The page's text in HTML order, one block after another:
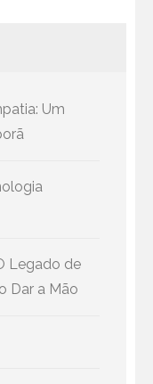
Um
Legado de
Dar a Mão